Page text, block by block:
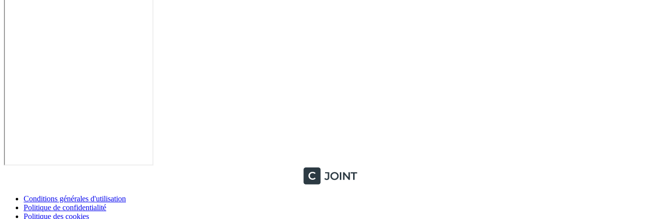
Conditions générales d'utilisation
Politique de confidentialité
Politique des cookies